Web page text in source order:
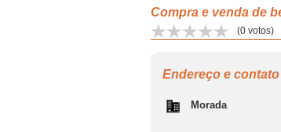
Compra e venda de
(0 votos)
Endereço e contato
Morada